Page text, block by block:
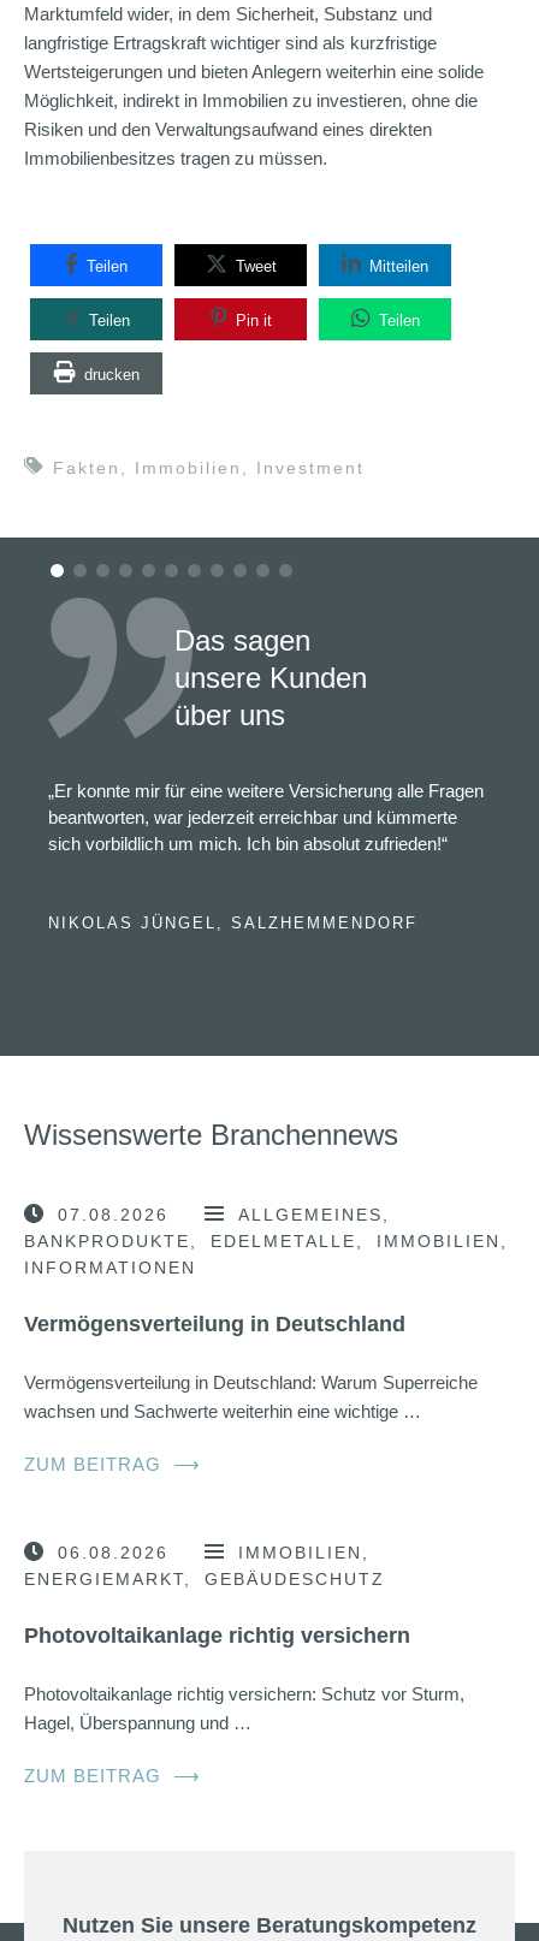
Marktumfeld wider, in dem Sicherheit, Substanz und
langfristige Ertragskraft wichtiger sind als kurzfristige
Wertsteigerungen und bieten Anlegern weiterhin eine solide
Möglichkeit, indirekt in Immobilien zu investieren, ohne die
Risiken und den Verwaltungsaufwand eines direkten
Immobilienbesitzes tragen zu müssen.
Teilen Tweet Mitteilen
Teilen Pin it Teilen
drucken
Fakten Immobilien Investment
Das sagen
unsere Kunden
über uns
„Er konnte mir für eine weitere Versicherung alle Fragen
beantworten, war jederzeit erreichbar und kümmerte
sich vorbildlich um mich. Ich bin absolut zufrieden!“
NIKOLAS JÜNGEL, SALZHEMMENDORF
Wissenswerte Branchennews
07.08.2026
ALLGEMEINES
BANKPRODUKTE
EDELMETALLE
IMMOBILIEN
INFORMATIONEN
Vermögensverteilung in Deutschland
Vermögensverteilung in Deutschland: Warum Superreiche
wachsen und Sachwerte weiterhin eine wichtige …
ZUM BEITRAG ⟶
06.08.2026
IMMOBILIEN
ENERGIEMARKT
GEBÄUDESCHUTZ
Photovoltaikanlage richtig versichern
Photovoltaikanlage richtig versichern: Schutz vor Sturm,
Hagel, Überspannung und …
ZUM BEITRAG ⟶
Nutzen Sie unsere Beratungskompetenz